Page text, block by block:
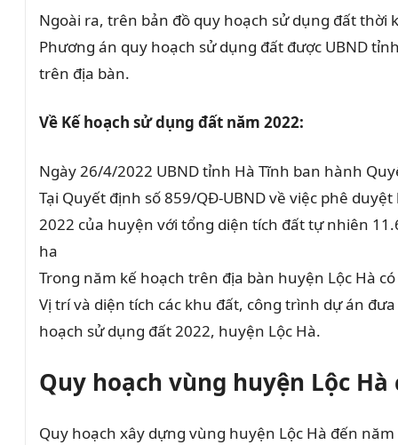
Ngoài ra, trên bản đồ quy hoạch sử dụng đất thời
Phương án quy hoạch sử dụng đất được UBND
trên địa bàn.
Về Kế hoạch sử dụng đất năm 2022:
Ngày 26/4/2022 UBND tỉnh Hà Tĩnh ban hành
Tại Quyết định số 859/QĐ-UBND về việc phê
2022 của huyện với tổng diện tích đất tự nhiên
ha
Trong năm kế hoạch trên địa bàn huyện Lộc Hà
Vị trí và diện tích các khu đất, công trình dự án
hoạch sử dụng đất 2022, huyện Lộc Hà.
Quy hoạch vùng huyện Lộc Hà
Quy hoạch xây dựng vùng huyện Lộc Hà đến